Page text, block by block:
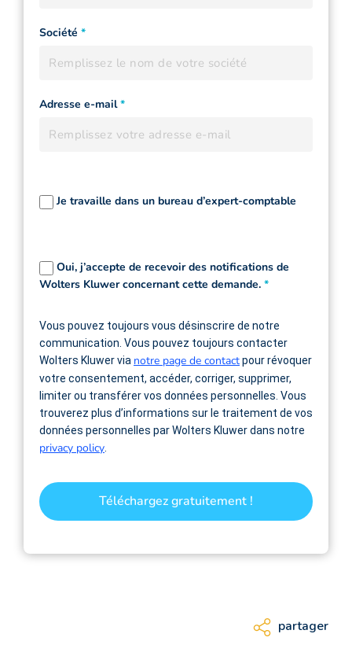
Société *
Adresse e-mail*
Je travaille dans un bureau d’expert-comptable
Oui, j’accepte de recevoir des notifications de
Wolters Kluwer concernant cette demande. *
Vous pouvez toujours vous désinscrire de notre
communication. Vous pouvez toujours contacter
Wolters Kluwer via notre page de contactpour révoquer
votre consentement, accéder, corriger, supprimer,
limiter ou transférer vos données personnelles. Vous
trouverez plus d’informations sur le traitement de vos
données personnelles par Wolters Kluwer dans notre
privacy policy
Téléchargez gratuitement !
partager